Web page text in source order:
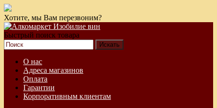
Хотите, мы Вам перезвоним?
Быстрый поиск товара
О нас
Адреса магазинов
Оплата
Гарантии
Корпоративным клиентам